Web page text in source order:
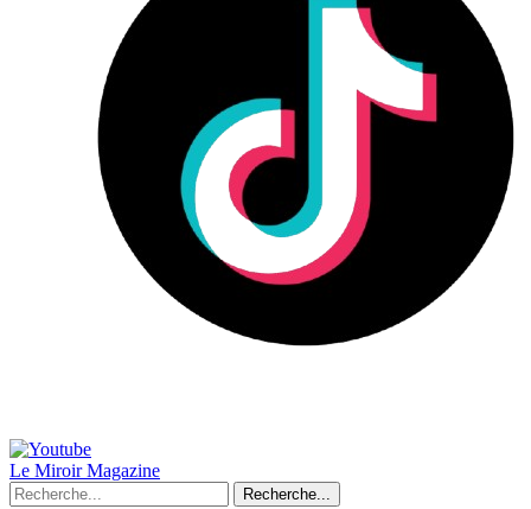
Le Miroir Magazine
Recherche...